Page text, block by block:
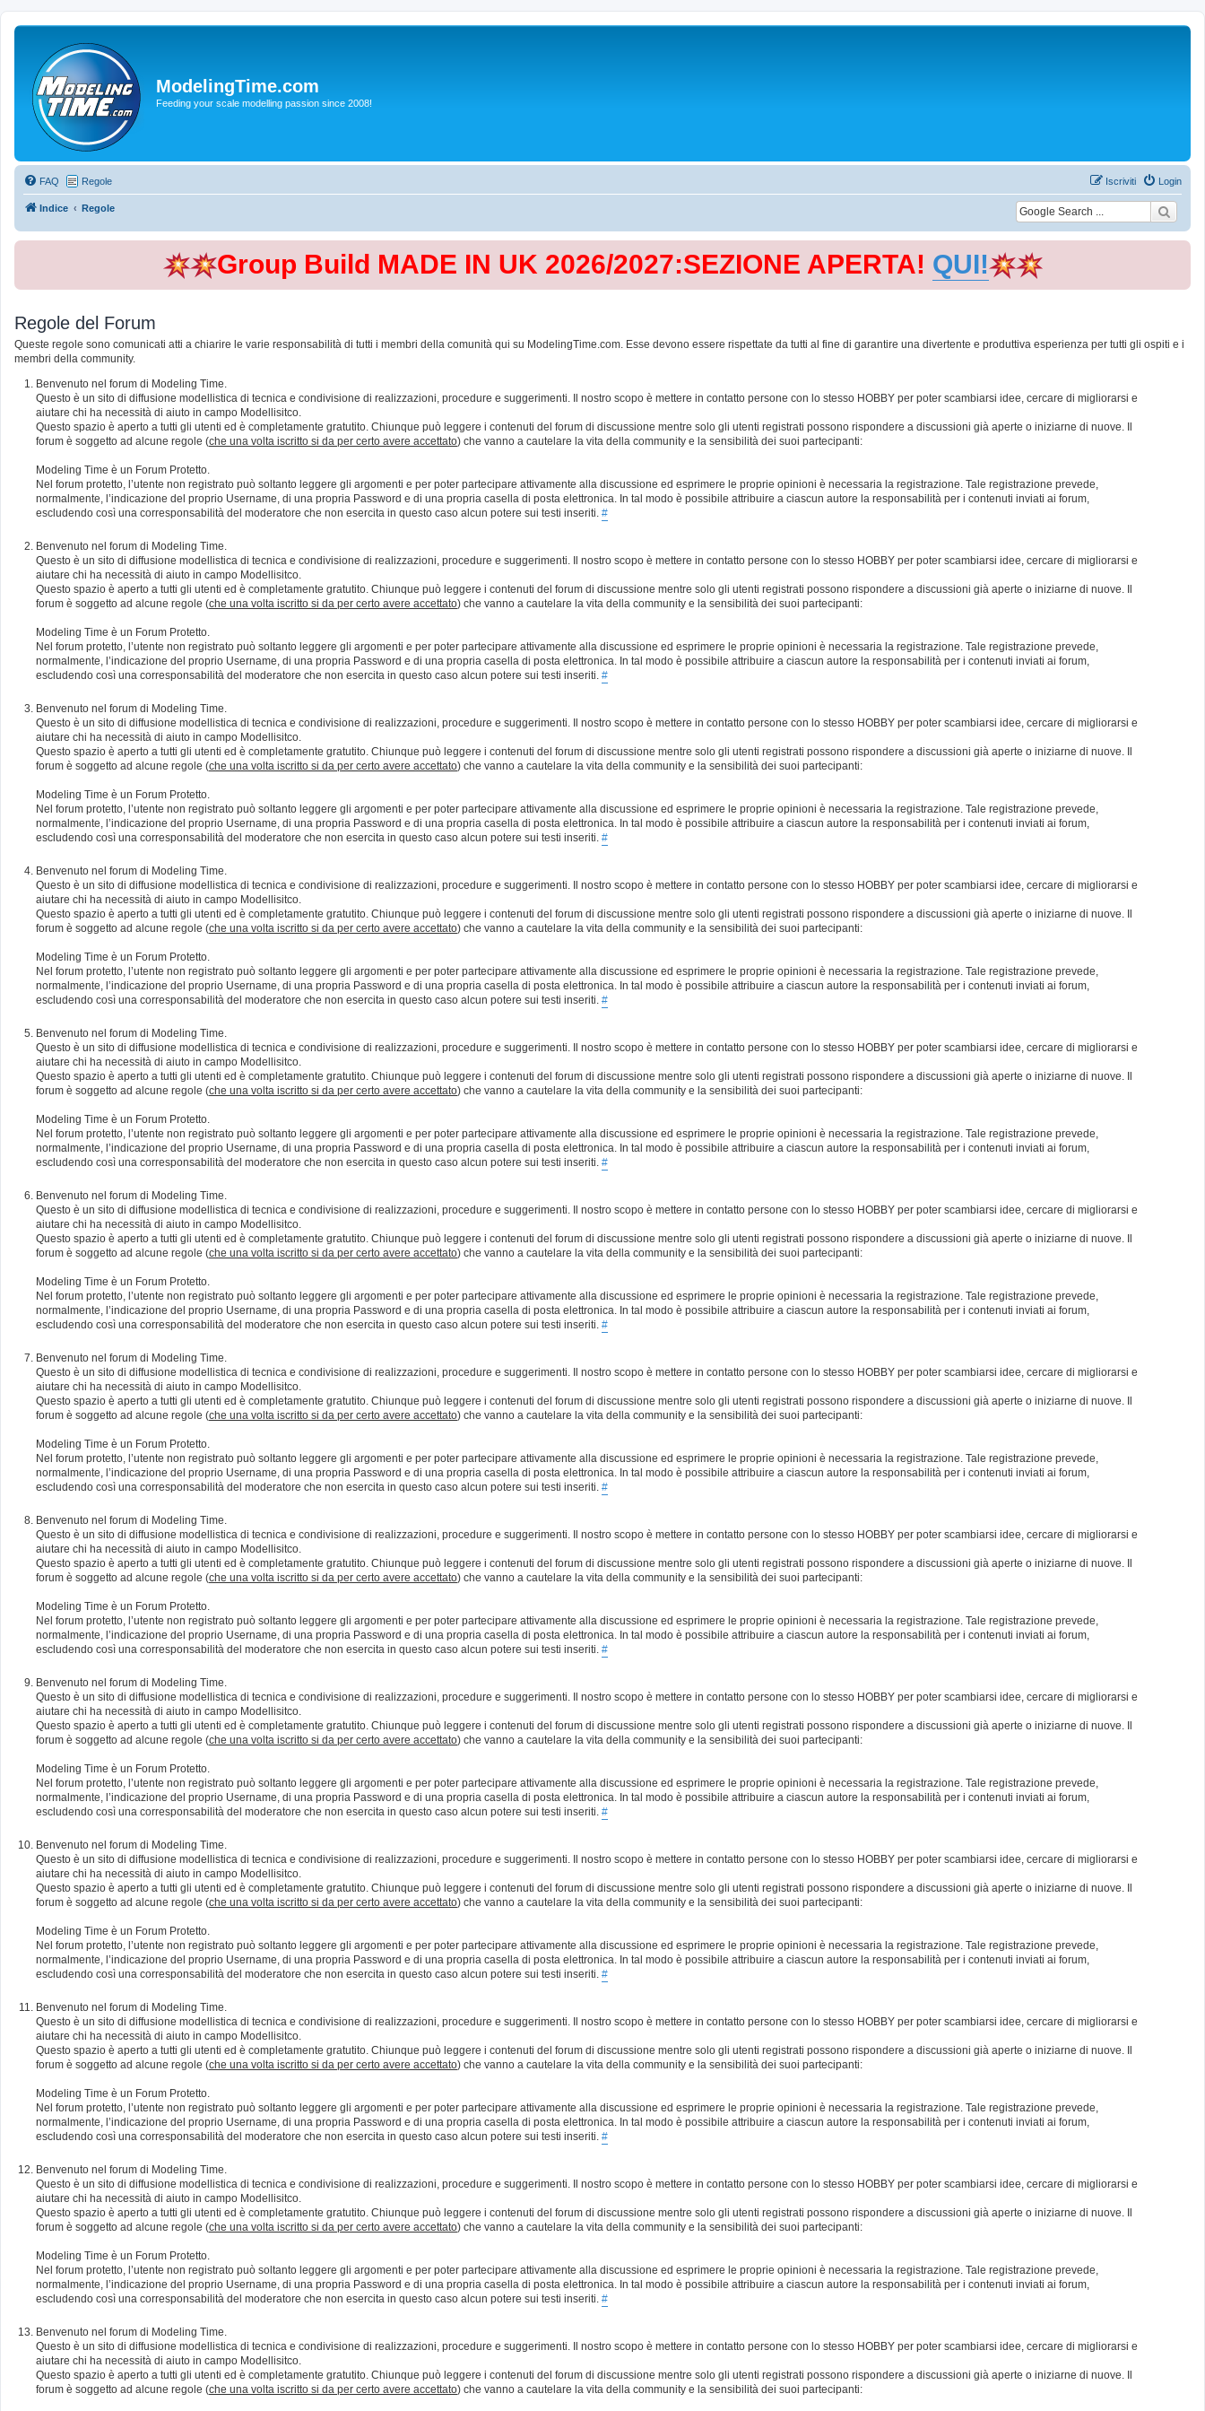
ModelingTime.com
Feeding your scale modelling passion since 2008!
FAQ Regole Login
Iscriviti
Indice Regole
Group Build MADE IN UK 2026/2027:SEZIONE APERTA! QUI!
Regole del Forum
Queste regole sono comunicati atti a chiarire le varie responsabilità di tutti i membri della comunità qui su ModelingTime.com. Esse devono essere rispettate da tutti al fine di garantire una divertente e produttiva esperienza per tutti gli ospiti e i
membri della community.
Benvenuto nel forum di Modeling Time.
Questo è un sito di diffusione modellistica di tecnica e condivisione di realizzazioni, procedure e suggerimenti. Il nostro scopo è mettere in contatto persone con lo stesso HOBBY per poter scambiarsi idee, cercare di migliorarsi e
aiutare chi ha necessità di aiuto in campo Modellisitco.
Questo spazio è aperto a tutti gli utenti ed è completamente gratutito. Chiunque può leggere i contenuti del forum di discussione mentre solo gli utenti registrati possono rispondere a discussioni già aperte o iniziarne di nuove. Il
forum è soggetto ad alcune regole (che una volta iscritto si da per certo avere accettato) che vanno a cautelare la vita della community e la sensibilità dei suoi partecipanti:
Modeling Time è un Forum Protetto.
Nel forum protetto, l’utente non registrato può soltanto leggere gli argomenti e per poter partecipare attivamente alla discussione ed esprimere le proprie opinioni è necessaria la registrazione. Tale registrazione prevede,
normalmente, l’indicazione del proprio Username, di una propria Password e di una propria casella di posta elettronica. In tal modo è possibile attribuire a ciascun autore la responsabilità per i contenuti inviati ai forum,
escludendo così una corresponsabilità del moderatore che non esercita in questo caso alcun potere sui testi inseriti. #
Benvenuto nel forum di Modeling Time.
Questo è un sito di diffusione modellistica di tecnica e condivisione di realizzazioni, procedure e suggerimenti. Il nostro scopo è mettere in contatto persone con lo stesso HOBBY per poter scambiarsi idee, cercare di migliorarsi e
aiutare chi ha necessità di aiuto in campo Modellisitco.
Questo spazio è aperto a tutti gli utenti ed è completamente gratutito. Chiunque può leggere i contenuti del forum di discussione mentre solo gli utenti registrati possono rispondere a discussioni già aperte o iniziarne di nuove. Il
forum è soggetto ad alcune regole (che una volta iscritto si da per certo avere accettato) che vanno a cautelare la vita della community e la sensibilità dei suoi partecipanti:
Modeling Time è un Forum Protetto.
Nel forum protetto, l’utente non registrato può soltanto leggere gli argomenti e per poter partecipare attivamente alla discussione ed esprimere le proprie opinioni è necessaria la registrazione. Tale registrazione prevede,
normalmente, l’indicazione del proprio Username, di una propria Password e di una propria casella di posta elettronica. In tal modo è possibile attribuire a ciascun autore la responsabilità per i contenuti inviati ai forum,
escludendo così una corresponsabilità del moderatore che non esercita in questo caso alcun potere sui testi inseriti. #
Benvenuto nel forum di Modeling Time.
Questo è un sito di diffusione modellistica di tecnica e condivisione di realizzazioni, procedure e suggerimenti. Il nostro scopo è mettere in contatto persone con lo stesso HOBBY per poter scambiarsi idee, cercare di migliorarsi e
aiutare chi ha necessità di aiuto in campo Modellisitco.
Questo spazio è aperto a tutti gli utenti ed è completamente gratutito. Chiunque può leggere i contenuti del forum di discussione mentre solo gli utenti registrati possono rispondere a discussioni già aperte o iniziarne di nuove. Il
forum è soggetto ad alcune regole (che una volta iscritto si da per certo avere accettato) che vanno a cautelare la vita della community e la sensibilità dei suoi partecipanti:
Modeling Time è un Forum Protetto.
Nel forum protetto, l’utente non registrato può soltanto leggere gli argomenti e per poter partecipare attivamente alla discussione ed esprimere le proprie opinioni è necessaria la registrazione. Tale registrazione prevede,
normalmente, l’indicazione del proprio Username, di una propria Password e di una propria casella di posta elettronica. In tal modo è possibile attribuire a ciascun autore la responsabilità per i contenuti inviati ai forum,
escludendo così una corresponsabilità del moderatore che non esercita in questo caso alcun potere sui testi inseriti. #
Benvenuto nel forum di Modeling Time.
Questo è un sito di diffusione modellistica di tecnica e condivisione di realizzazioni, procedure e suggerimenti. Il nostro scopo è mettere in contatto persone con lo stesso HOBBY per poter scambiarsi idee, cercare di migliorarsi e
aiutare chi ha necessità di aiuto in campo Modellisitco.
Questo spazio è aperto a tutti gli utenti ed è completamente gratutito. Chiunque può leggere i contenuti del forum di discussione mentre solo gli utenti registrati possono rispondere a discussioni già aperte o iniziarne di nuove. Il
forum è soggetto ad alcune regole (che una volta iscritto si da per certo avere accettato) che vanno a cautelare la vita della community e la sensibilità dei suoi partecipanti:
Modeling Time è un Forum Protetto.
Nel forum protetto, l’utente non registrato può soltanto leggere gli argomenti e per poter partecipare attivamente alla discussione ed esprimere le proprie opinioni è necessaria la registrazione. Tale registrazione prevede,
normalmente, l’indicazione del proprio Username, di una propria Password e di una propria casella di posta elettronica. In tal modo è possibile attribuire a ciascun autore la responsabilità per i contenuti inviati ai forum,
escludendo così una corresponsabilità del moderatore che non esercita in questo caso alcun potere sui testi inseriti. #
Benvenuto nel forum di Modeling Time.
Questo è un sito di diffusione modellistica di tecnica e condivisione di realizzazioni, procedure e suggerimenti. Il nostro scopo è mettere in contatto persone con lo stesso HOBBY per poter scambiarsi idee, cercare di migliorarsi e
aiutare chi ha necessità di aiuto in campo Modellisitco.
Questo spazio è aperto a tutti gli utenti ed è completamente gratutito. Chiunque può leggere i contenuti del forum di discussione mentre solo gli utenti registrati possono rispondere a discussioni già aperte o iniziarne di nuove. Il
forum è soggetto ad alcune regole (che una volta iscritto si da per certo avere accettato) che vanno a cautelare la vita della community e la sensibilità dei suoi partecipanti:
Modeling Time è un Forum Protetto.
Nel forum protetto, l’utente non registrato può soltanto leggere gli argomenti e per poter partecipare attivamente alla discussione ed esprimere le proprie opinioni è necessaria la registrazione. Tale registrazione prevede,
normalmente, l’indicazione del proprio Username, di una propria Password e di una propria casella di posta elettronica. In tal modo è possibile attribuire a ciascun autore la responsabilità per i contenuti inviati ai forum,
escludendo così una corresponsabilità del moderatore che non esercita in questo caso alcun potere sui testi inseriti. #
Benvenuto nel forum di Modeling Time.
Questo è un sito di diffusione modellistica di tecnica e condivisione di realizzazioni, procedure e suggerimenti. Il nostro scopo è mettere in contatto persone con lo stesso HOBBY per poter scambiarsi idee, cercare di migliorarsi e
aiutare chi ha necessità di aiuto in campo Modellisitco.
Questo spazio è aperto a tutti gli utenti ed è completamente gratutito. Chiunque può leggere i contenuti del forum di discussione mentre solo gli utenti registrati possono rispondere a discussioni già aperte o iniziarne di nuove. Il
forum è soggetto ad alcune regole (che una volta iscritto si da per certo avere accettato) che vanno a cautelare la vita della community e la sensibilità dei suoi partecipanti:
Modeling Time è un Forum Protetto.
Nel forum protetto, l’utente non registrato può soltanto leggere gli argomenti e per poter partecipare attivamente alla discussione ed esprimere le proprie opinioni è necessaria la registrazione. Tale registrazione prevede,
normalmente, l’indicazione del proprio Username, di una propria Password e di una propria casella di posta elettronica. In tal modo è possibile attribuire a ciascun autore la responsabilità per i contenuti inviati ai forum,
escludendo così una corresponsabilità del moderatore che non esercita in questo caso alcun potere sui testi inseriti. #
Benvenuto nel forum di Modeling Time.
Questo è un sito di diffusione modellistica di tecnica e condivisione di realizzazioni, procedure e suggerimenti. Il nostro scopo è mettere in contatto persone con lo stesso HOBBY per poter scambiarsi idee, cercare di migliorarsi e
aiutare chi ha necessità di aiuto in campo Modellisitco.
Questo spazio è aperto a tutti gli utenti ed è completamente gratutito. Chiunque può leggere i contenuti del forum di discussione mentre solo gli utenti registrati possono rispondere a discussioni già aperte o iniziarne di nuove. Il
forum è soggetto ad alcune regole (che una volta iscritto si da per certo avere accettato) che vanno a cautelare la vita della community e la sensibilità dei suoi partecipanti:
Modeling Time è un Forum Protetto.
Nel forum protetto, l’utente non registrato può soltanto leggere gli argomenti e per poter partecipare attivamente alla discussione ed esprimere le proprie opinioni è necessaria la registrazione. Tale registrazione prevede,
normalmente, l’indicazione del proprio Username, di una propria Password e di una propria casella di posta elettronica. In tal modo è possibile attribuire a ciascun autore la responsabilità per i contenuti inviati ai forum,
escludendo così una corresponsabilità del moderatore che non esercita in questo caso alcun potere sui testi inseriti. #
Benvenuto nel forum di Modeling Time.
Questo è un sito di diffusione modellistica di tecnica e condivisione di realizzazioni, procedure e suggerimenti. Il nostro scopo è mettere in contatto persone con lo stesso HOBBY per poter scambiarsi idee, cercare di migliorarsi e
aiutare chi ha necessità di aiuto in campo Modellisitco.
Questo spazio è aperto a tutti gli utenti ed è completamente gratutito. Chiunque può leggere i contenuti del forum di discussione mentre solo gli utenti registrati possono rispondere a discussioni già aperte o iniziarne di nuove. Il
forum è soggetto ad alcune regole (che una volta iscritto si da per certo avere accettato) che vanno a cautelare la vita della community e la sensibilità dei suoi partecipanti:
Modeling Time è un Forum Protetto.
Nel forum protetto, l’utente non registrato può soltanto leggere gli argomenti e per poter partecipare attivamente alla discussione ed esprimere le proprie opinioni è necessaria la registrazione. Tale registrazione prevede,
normalmente, l’indicazione del proprio Username, di una propria Password e di una propria casella di posta elettronica. In tal modo è possibile attribuire a ciascun autore la responsabilità per i contenuti inviati ai forum,
escludendo così una corresponsabilità del moderatore che non esercita in questo caso alcun potere sui testi inseriti. #
Benvenuto nel forum di Modeling Time.
Questo è un sito di diffusione modellistica di tecnica e condivisione di realizzazioni, procedure e suggerimenti. Il nostro scopo è mettere in contatto persone con lo stesso HOBBY per poter scambiarsi idee, cercare di migliorarsi e
aiutare chi ha necessità di aiuto in campo Modellisitco.
Questo spazio è aperto a tutti gli utenti ed è completamente gratutito. Chiunque può leggere i contenuti del forum di discussione mentre solo gli utenti registrati possono rispondere a discussioni già aperte o iniziarne di nuove. Il
forum è soggetto ad alcune regole (che una volta iscritto si da per certo avere accettato) che vanno a cautelare la vita della community e la sensibilità dei suoi partecipanti:
Modeling Time è un Forum Protetto.
Nel forum protetto, l’utente non registrato può soltanto leggere gli argomenti e per poter partecipare attivamente alla discussione ed esprimere le proprie opinioni è necessaria la registrazione. Tale registrazione prevede,
normalmente, l’indicazione del proprio Username, di una propria Password e di una propria casella di posta elettronica. In tal modo è possibile attribuire a ciascun autore la responsabilità per i contenuti inviati ai forum,
escludendo così una corresponsabilità del moderatore che non esercita in questo caso alcun potere sui testi inseriti. #
Benvenuto nel forum di Modeling Time.
Questo è un sito di diffusione modellistica di tecnica e condivisione di realizzazioni, procedure e suggerimenti. Il nostro scopo è mettere in contatto persone con lo stesso HOBBY per poter scambiarsi idee, cercare di migliorarsi e
aiutare chi ha necessità di aiuto in campo Modellisitco.
Questo spazio è aperto a tutti gli utenti ed è completamente gratutito. Chiunque può leggere i contenuti del forum di discussione mentre solo gli utenti registrati possono rispondere a discussioni già aperte o iniziarne di nuove. Il
forum è soggetto ad alcune regole (che una volta iscritto si da per certo avere accettato) che vanno a cautelare la vita della community e la sensibilità dei suoi partecipanti:
Modeling Time è un Forum Protetto.
Nel forum protetto, l’utente non registrato può soltanto leggere gli argomenti e per poter partecipare attivamente alla discussione ed esprimere le proprie opinioni è necessaria la registrazione. Tale registrazione prevede,
normalmente, l’indicazione del proprio Username, di una propria Password e di una propria casella di posta elettronica. In tal modo è possibile attribuire a ciascun autore la responsabilità per i contenuti inviati ai forum,
escludendo così una corresponsabilità del moderatore che non esercita in questo caso alcun potere sui testi inseriti. #
Benvenuto nel forum di Modeling Time.
Questo è un sito di diffusione modellistica di tecnica e condivisione di realizzazioni, procedure e suggerimenti. Il nostro scopo è mettere in contatto persone con lo stesso HOBBY per poter scambiarsi idee, cercare di migliorarsi e
aiutare chi ha necessità di aiuto in campo Modellisitco.
Questo spazio è aperto a tutti gli utenti ed è completamente gratutito. Chiunque può leggere i contenuti del forum di discussione mentre solo gli utenti registrati possono rispondere a discussioni già aperte o iniziarne di nuove. Il
forum è soggetto ad alcune regole (che una volta iscritto si da per certo avere accettato) che vanno a cautelare la vita della community e la sensibilità dei suoi partecipanti:
Modeling Time è un Forum Protetto.
Nel forum protetto, l’utente non registrato può soltanto leggere gli argomenti e per poter partecipare attivamente alla discussione ed esprimere le proprie opinioni è necessaria la registrazione. Tale registrazione prevede,
normalmente, l’indicazione del proprio Username, di una propria Password e di una propria casella di posta elettronica. In tal modo è possibile attribuire a ciascun autore la responsabilità per i contenuti inviati ai forum,
escludendo così una corresponsabilità del moderatore che non esercita in questo caso alcun potere sui testi inseriti. #
Benvenuto nel forum di Modeling Time.
Questo è un sito di diffusione modellistica di tecnica e condivisione di realizzazioni, procedure e suggerimenti. Il nostro scopo è mettere in contatto persone con lo stesso HOBBY per poter scambiarsi idee, cercare di migliorarsi e
aiutare chi ha necessità di aiuto in campo Modellisitco.
Questo spazio è aperto a tutti gli utenti ed è completamente gratutito. Chiunque può leggere i contenuti del forum di discussione mentre solo gli utenti registrati possono rispondere a discussioni già aperte o iniziarne di nuove. Il
forum è soggetto ad alcune regole (che una volta iscritto si da per certo avere accettato) che vanno a cautelare la vita della community e la sensibilità dei suoi partecipanti:
Modeling Time è un Forum Protetto.
Nel forum protetto, l’utente non registrato può soltanto leggere gli argomenti e per poter partecipare attivamente alla discussione ed esprimere le proprie opinioni è necessaria la registrazione. Tale registrazione prevede,
normalmente, l’indicazione del proprio Username, di una propria Password e di una propria casella di posta elettronica. In tal modo è possibile attribuire a ciascun autore la responsabilità per i contenuti inviati ai forum,
escludendo così una corresponsabilità del moderatore che non esercita in questo caso alcun potere sui testi inseriti. #
Benvenuto nel forum di Modeling Time.
Questo è un sito di diffusione modellistica di tecnica e condivisione di realizzazioni, procedure e suggerimenti. Il nostro scopo è mettere in contatto persone con lo stesso HOBBY per poter scambiarsi idee, cercare di migliorarsi e
aiutare chi ha necessità di aiuto in campo Modellisitco.
Questo spazio è aperto a tutti gli utenti ed è completamente gratutito. Chiunque può leggere i contenuti del forum di discussione mentre solo gli utenti registrati possono rispondere a discussioni già aperte o iniziarne di nuove. Il
forum è soggetto ad alcune regole (che una volta iscritto si da per certo avere accettato) che vanno a cautelare la vita della community e la sensibilità dei suoi partecipanti: